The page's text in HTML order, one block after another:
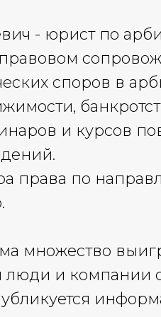
- юрист по
споров в
и курсов
права по
множество
люди и